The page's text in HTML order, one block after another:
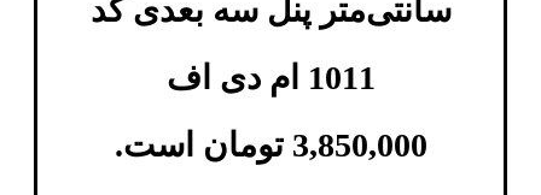
سانتی‌متر پنل سه بعدی کد
1011 ام دی اف
3,850,000 تومان است.